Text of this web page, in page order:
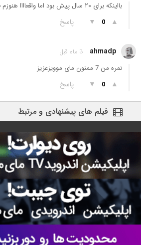
بااینکه برای ۲۰ سال پیش بود اما واقعاااا هنوزم فوق العاده ست
▲
0
▼ پاسخ
ahmadp 3 ماه قبل
نمره من 7 ممنون مای موویزعزیز
▲
0
▼ پاسخ
فیلم های پیشنهادی و مرتبط